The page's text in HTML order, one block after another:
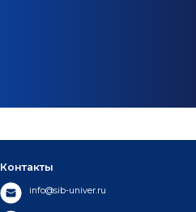
Контакты
info@sib-univer.ru